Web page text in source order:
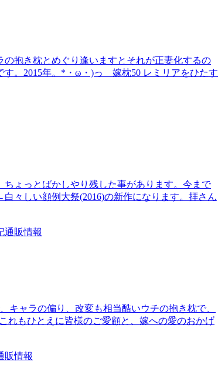
抱き枕とめぐり逢いますとそれが正妻化するの
す。2015年。*・ω・)っ 嫁枕50 レミリアをひたす
ょっとばかしやり残した事があります。今まで
々しい顔例大祭(2016)の新作になります。拝さん
通販情報
キャラの偏り、改変も相当酷いウチの抱き枕で、
れもひとえに皆様のご愛顧と、嫁への愛のおかげ
販情報